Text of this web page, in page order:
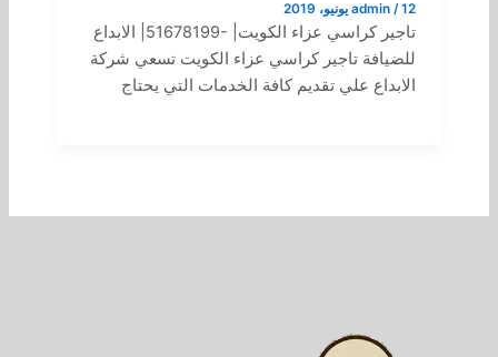
admin /12 يونيو، 2019
تاجير كراسي عزاء الكويت| -51678199| الابداع
للضيافة تاجير كراسي عزاء الكويت تسعي شركة
الابداع علي تقديم كافة الخدمات التي يحتاج